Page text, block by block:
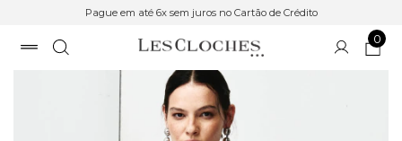
Pague em até 6x sem juros no Cartão de Crédito
0